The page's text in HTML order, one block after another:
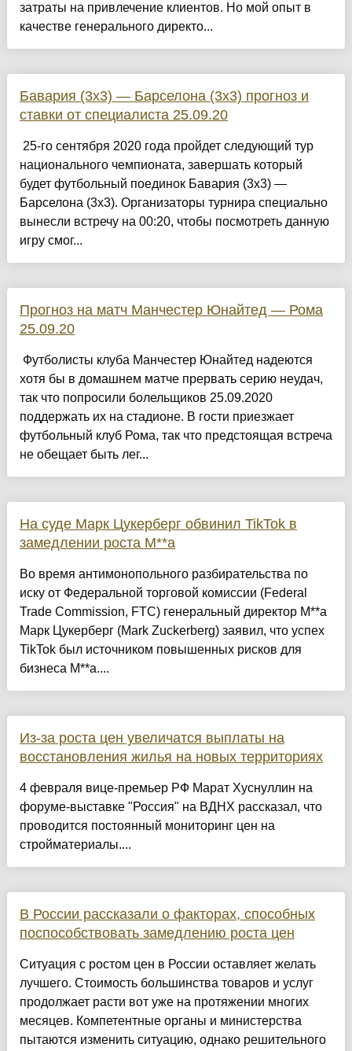
затраты на привлечение клиентов. Но мой опыт в
качестве генерального директо...
Бавария (3х3) — Барселона (3х3) прогноз и
ставки от специалиста 25.09.20
25-го сентября 2020 года пройдет следующий тур
национального чемпионата, завершать который
будет футбольный поединок Бавария (3х3) —
Барселона (3х3). Организаторы турнира специально
вынесли встречу на 00:20, чтобы посмотреть данную
игру смог...
Прогноз на матч Манчестер Юнайтед — Рома
25.09.20
Футболисты клуба Манчестер Юнайтед надеются
хотя бы в домашнем матче прервать серию неудач,
так что попросили болельщиков 25.09.2020
поддержать их на стадионе. В гости приезжает
футбольный клуб Рома, так что предстоящая встреча
не обещает быть лег...
На суде Марк Цукерберг обвинил TikTok в
замедлении роста M**a
Во время антимонопольного разбирательства по
иску от Федеральной торговой комиссии (Federal
Trade Commission, FTC) генеральный директор M**a
Марк Цукерберг (Mark Zuckerberg) заявил, что успех
TikTok был источником повышенных рисков для
бизнеса M**a....
Из-за роста цен увеличатся выплаты на
восстановления жилья на новых территориях
4 февраля вице-премьер РФ Марат Хуснуллин на
форуме-выставке "Россия" на ВДНХ рассказал, что
проводится постоянный мониторинг цен на
стройматериалы....
В России рассказали о факторах, способных
поспособствовать замедлению роста цен
Ситуация с ростом цен в России оставляет желать
лучшего. Стоимость большинства товаров и услуг
продолжает расти вот уже на протяжении многих
месяцев. Компетентные органы и министерства
пытаются изменить ситуацию, однако решительного